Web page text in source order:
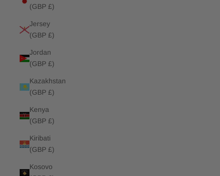
(GBP £)
Jersey
(GBP £)
Jordan
(GBP £)
Kazakhstan
(GBP £)
Kenya
(GBP £)
Kiribati
(GBP £)
Kosovo